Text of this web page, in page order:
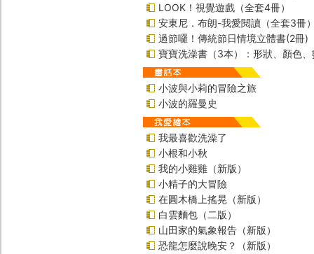
LOOK！視覺遊戲（全套4冊）
安東尼．布朗-我愛閱讀（全套3冊
過節囉！傳統節日情境立體書(2冊)
寶寶洗澡書（3本）：形狀、顏色、
小波與小莉的冒險之旅
小波的羅曼史
我最喜歡洗澡了
小根和小秋
我的小雞雞（新版）
小精子的大冒險
在圓木橋上搖晃（新版）
白雲麵包（二版）
山田家的氣象報告（新版）
恐龍怎麼說晚安？（新版）